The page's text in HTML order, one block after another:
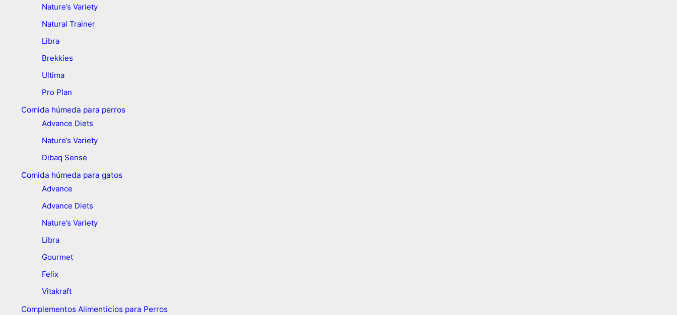
Nature’s Variety
Natural Trainer
Libra
Brekkies
Ultima
Pro Plan
Comida húmeda para perros
Advance Diets
Nature’s Variety
Dibaq Sense
Comida húmeda para gatos
Advance
Advance Diets
Nature’s Variety
Libra
Gourmet
Felix
Vitakraft
Complementos Alimenticios para Perros